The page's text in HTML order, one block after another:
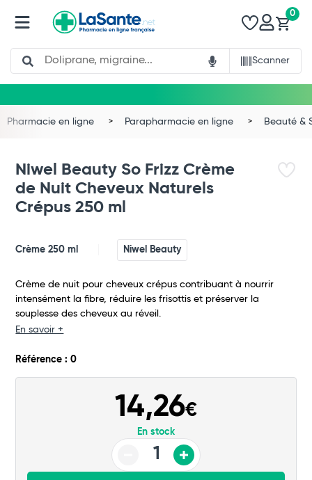
Search
Scanner
0
Total
Commander
Pharmacie en ligne Parapharmacie en ligne Beauté &
Niwel Beauty So Frizz Crème
de Nuit Cheveux Naturels
Crépus 250 ml
Crème 250 ml Niwel Beauty
Crème de nuit pour cheveux crépus contribuant à nourrir
intensément la fibre, réduire les frisottis et préserver la
souplesse des cheveux au réveil.
En savoir +
Référence : 0
14,26€
En stock